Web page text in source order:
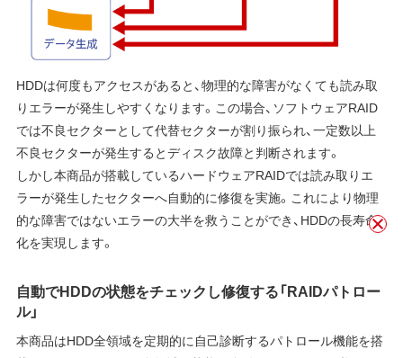
HDDは何度もアクセスがあると、物理的な障害がなくても読み取
りエラーが発生しやすくなります。この場合、ソフトウェアRAID
では不良セクターとして代替セクターが割り振られ、一定数以上
不良セクターが発生するとディスク故障と判断されます。
しかし本商品が搭載しているハードウェアRAIDでは読み取りエ
ラーが発生したセクターへ自動的に修復を実施。これにより物理
的な障害ではないエラーの大半を救うことができ、HDDの長寿命
化を実現します。
自動でHDDの状態をチェックし修復する「RAIDパトロー
ル」
本商品はHDD全領域を定期的に自己診断するパトロール機能を搭